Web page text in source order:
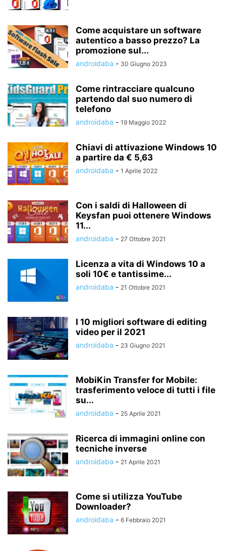
Come acquistare un software
autentico a basso prezzo? La
promozione sul...
androidaba - 30 Giugno 2023
Come rintracciare qualcuno
partendo dal suo numero di
telefono
androidaba - 19 Maggio 2022
Chiavi di attivazione Windows 10
a partire da € 5,63
androidaba - 1 Aprile 2022
Con i saldi di Halloween di
Keysfan puoi ottenere Windows
11...
androidaba - 27 Ottobre 2021
Licenza a vita di Windows 10 a
soli 10€ e tantissime...
androidaba - 21 Ottobre 2021
I 10 migliori software di editing
video per il 2021
androidaba - 23 Giugno 2021
MobiKin Transfer for Mobile:
trasferimento veloce di tutti i file
su...
androidaba - 25 Aprile 2021
Ricerca di immagini online con
tecniche inverse
androidaba - 21 Aprile 2021
Come si utilizza YouTube
Downloader?
androidaba - 6 Febbraio 2021